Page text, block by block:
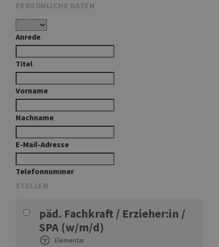
PERSÖNLICHE DATEN
Anrede
Titel
Vorname
Nachname
E-Mail-Adresse
Telefonnummer
STELLEN
päd. Fachkraft / Erzieher:in /
SPA (w/m/d)
Elementar